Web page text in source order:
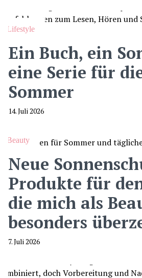
Lifestyle
Ein Buch, ein
eine Serie für
Sommer
14. Juli 2026
Beauty
Neue
Produkte für
die mich als
besonders
7. Juli 2026